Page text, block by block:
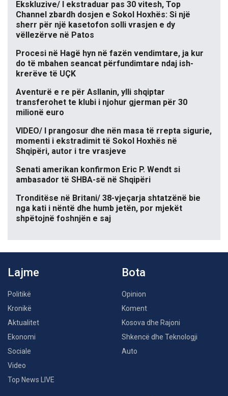
Ekskluzive/ I ekstraduar pas 30 vitesh, Top
Channel zbardh dosjen e Sokol Hoxhës: Si një
sherr për një kasetofon solli vrasjen e dy
vëllezërve në Patos
Procesi në Hagë hyn në fazën vendimtare, ja kur
do të mbahen seancat përfundimtare ndaj ish-
krerëve të UÇK
Aventurë e re për Asllanin, ylli shqiptar
transferohet te klubi i njohur gjerman për 30
milionë euro
VIDEO/ I prangosur dhe nën masa të rrepta sigurie,
momenti i ekstradimit të Sokol Hoxhës në
Shqipëri, autor i tre vrasjeve
Senati amerikan konfirmon Eric P. Wendt si
ambasador të SHBA-së në Shqipëri
Tronditëse në Britani/ 38-vjeçarja shtatzënë bie
nga kati i nëntë dhe humb jetën, por mjekët
shpëtojnë foshnjën e saj
Lajme
Politikë
Kronikë
Aktualitet
Ekonomi
Sociale
Video
Top News LIVE
Bota
Opinion
Koment
Kosova dhe Rajoni
Shkencë dhe Teknologji
Auto